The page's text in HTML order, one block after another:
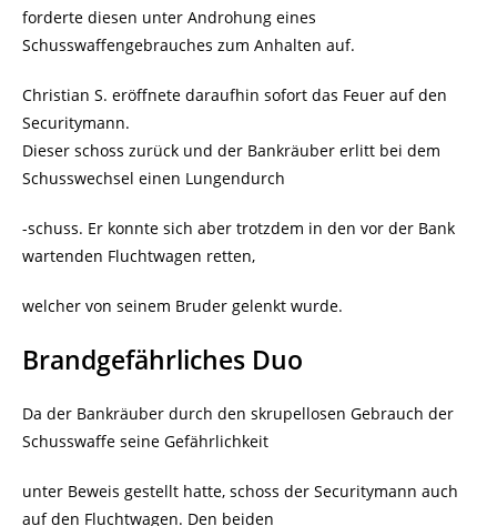
forderte diesen unter Androhung eines
Schusswaffengebrauches zum Anhalten auf.
Christian S. eröffnete daraufhin sofort das Feuer auf den
Securitymann.
Dieser schoss zurück und der Bankräuber erlitt bei dem
Schusswechsel einen Lungendurch
-schuss. Er konnte sich aber trotzdem in den vor der Bank
wartenden Fluchtwagen retten,
welcher von seinem Bruder gelenkt wurde.
Brandgefährliches Duo
Da der Bankräuber durch den skrupellosen Gebrauch der
Schusswaffe seine Gefährlichkeit
unter Beweis gestellt hatte, schoss der Securitymann auch
auf den Fluchtwagen. Den beiden